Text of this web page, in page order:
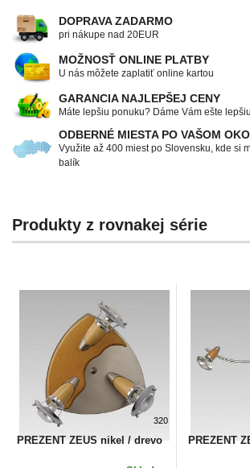
DOPRAVA ZADARMO
pri nákupe nad 20EUR
MOŽNOSŤ ONLINE PLATBY
U nás môžete zaplatiť online kartou
GARANCIA NAJLEPŠEJ CENY
Máte lepšiu ponuku? Dáme Vám ešte
ODBERNÉ MIESTA PO VAŠOM
Využite až 400 miest po Slovensku, kde si
balík
Produkty z rovnakej série
320
PREZENT ZEUS nikel / drevo PREZENT